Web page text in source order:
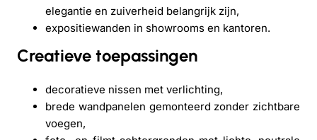
elegantie en zuiverheid belangrijk zijn,
expositiewanden in showrooms en kantoren.
Creatieve toepassingen
decoratieve nissen met verlichting,
brede wandpanelen gemonteerd zonder zichtbare
voegen,